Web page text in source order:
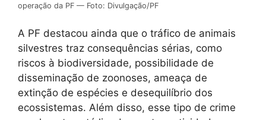
operação da PF — Foto: Divulgação/PF
A PF destacou ainda que o tráfico de animais
silvestres traz consequências sérias, como
riscos à biodiversidade, possibilidade de
disseminação de zoonoses, ameaça de
extinção de espécies e desequilíbrio dos
ecossistemas. Além disso, esse tipo de crime